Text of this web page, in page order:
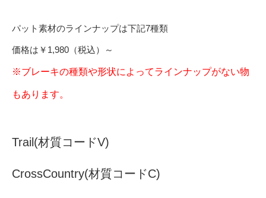
パット素材のラインナップは下記7種類
価格は￥1,980（税込）～
※ブレーキの種類や形状によってラインナップがない物
もあります。
Trail (材質コードV)
CrossCountry(材質コードC)